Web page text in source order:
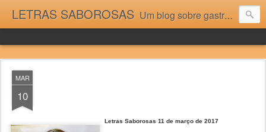
LETRAS SABOROSAS Um blog sobre gastronomia para as pessoas que gostam da boa cozinha. Dicas, receitas, notícias gastronômicas e viagens do Caburaí ao Chuí. Vou adorar tê-los na minha cozinha acima do Equador.
MAR
10
Letras Saborosas 11 de março de 2017